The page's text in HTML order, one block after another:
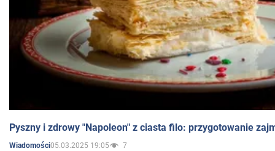
Pyszny i zdrowy "Napoleon" z ciasta filo: przygotowanie
Wiadomości05.03.2025 19:05 7